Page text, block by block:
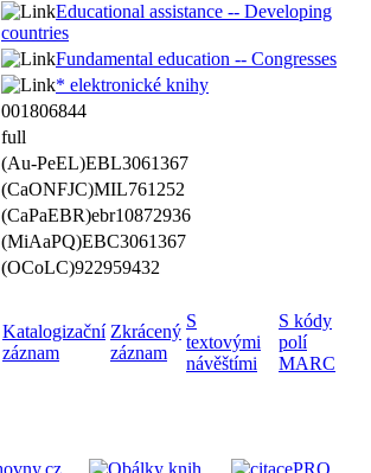
Educational assistance -- Developing
countries
Fundamental education -- Congresses
* elektronické knihy
001806844
full
(Au-PeEL)EBL3061367
(CaONFJC)MIL761252
(CaPaEBR)ebr10872936
(MiAaPQ)EBC3061367
(OCoLC)922959432
Katalogizační
záznam
Zkrácený
záznam
S
textovými
návěštími
S kódy
polí
MARC